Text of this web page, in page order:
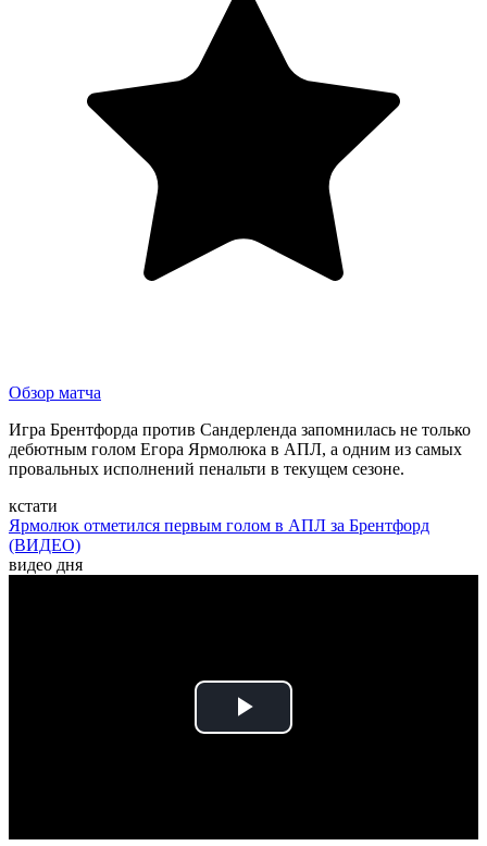
Обзор матча
Игра Брентфорда против Сандерленда запомнилась не только
дебютным голом Егора Ярмолюка в АПЛ, а одним из самых
провальных исполнений пенальти в текущем сезоне.
кстати
Ярмолюк отметился первым голом в АПЛ за Брентфорд
(ВИДЕО)
видео дня
Play